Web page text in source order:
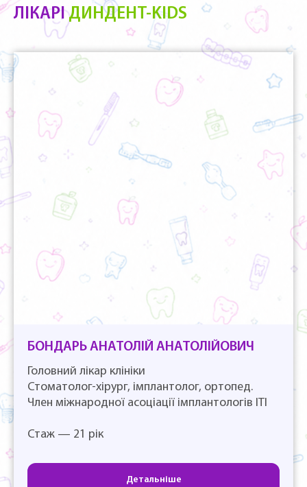
ЛІКАРІДИНДЕНТ-KIDS
БОНДАРЬ АНАТОЛІЙ АНАТОЛІЙОВИЧ
Головний лікар клініки
Стоматолог-хірург, імплантолог, ортопед.
Член міжнародної асоціації імплантологів ІТІ
Стаж — 21 рік
Детальніше